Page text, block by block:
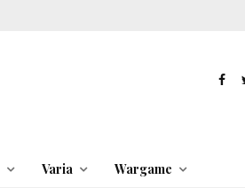
Varia Wargame